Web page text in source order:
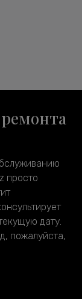
просто
дату.
пожалуйста,